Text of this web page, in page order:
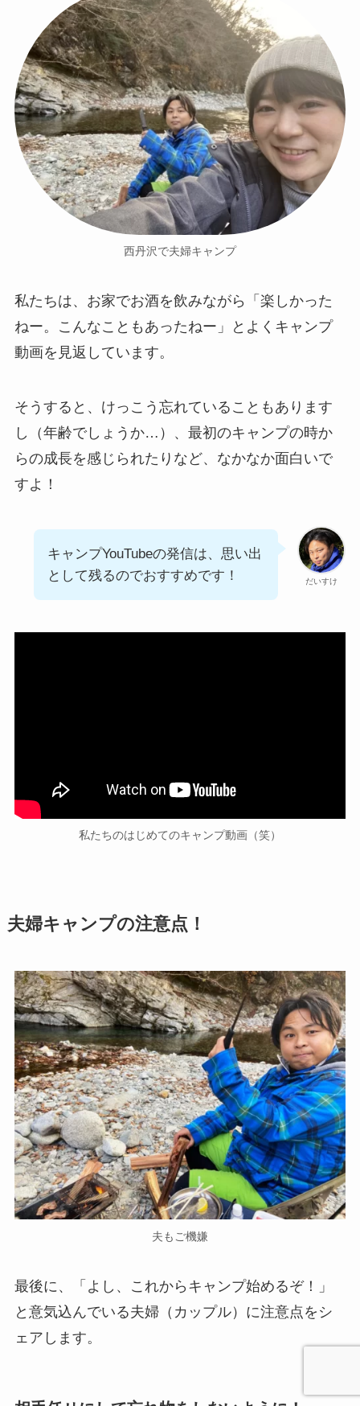
西丹沢で夫婦キャンプ
私たちは、お家でお酒を飲みながら「楽しかった
ねー。こんなこともあったねー」とよくキャンプ
動画を見返しています。
そうすると、けっこう忘れていることもあります
し（年齢でしょうか…）、最初のキャンプの時か
らの成長を感じられたりなど、なかなか面白いで
すよ！
だいすけ
キャンプYouTubeの発信は、思い出
として残るのでおすすめです！
私たちのはじめてのキャンプ動画（笑）
夫婦キャンプの注意点！
夫もご機嫌
最後に、「よし、これからキャンプ始めるぞ！」
と意気込んでいる夫婦（カップル）に注意点をシ
ェアします。